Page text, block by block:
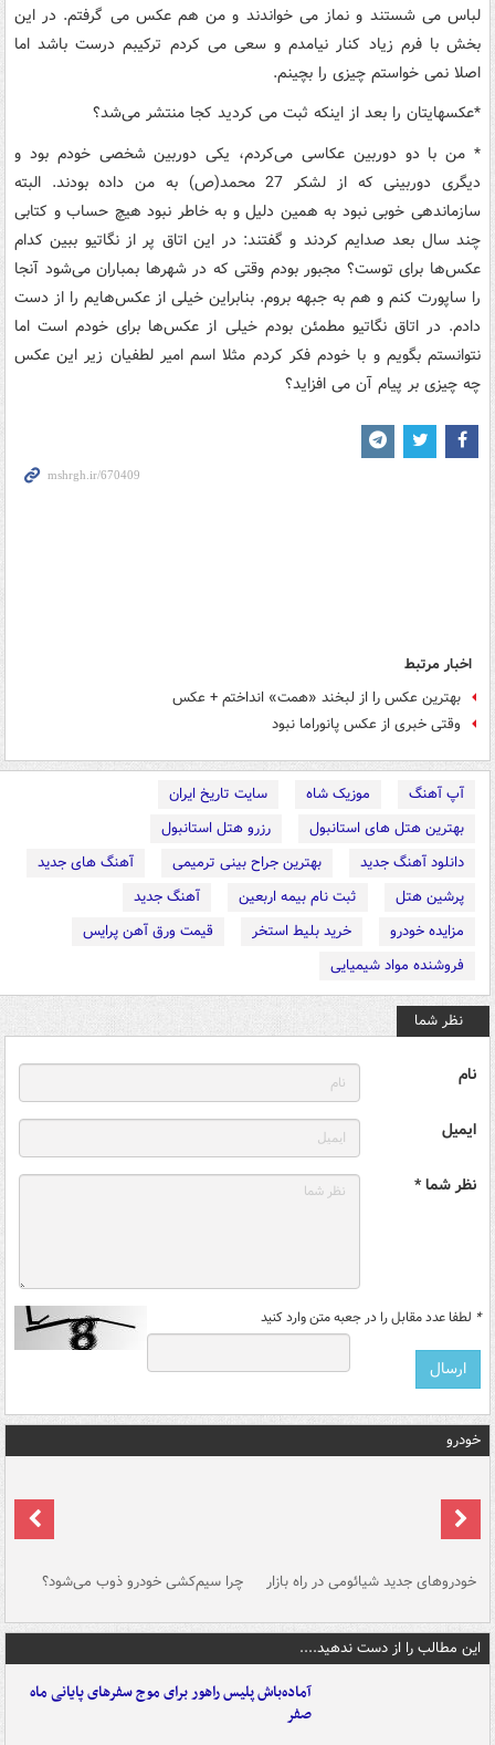
لباس می شستند و نماز می خواندند و من هم عکس می گرفتم. در این
بخش با فرم زیاد کنار نیامدم و سعی می کردم ترکیبم درست باشد اما
اصلا نمی خواستم چیزی را بچینم.
*عکسهایتان را بعد از اینکه ثبت می کردید کجا منتشر می‌شد؟
* من با دو دوربین عکاسی می‌کردم، یکی دوربین شخصی خودم بود و
دیگری دوربینی که از لشکر 27 محمد(ص) به من داده بودند. البته
سازماندهی خوبی نبود به همین دلیل و به خاطر نبود هیچ حساب و کتابی
چند سال بعد صدایم کردند و گفتند: در این اتاق پر از نگاتیو ببین کدام
عکس‌ها برای توست؟ مجبور بودم وقتی که در شهرها بمباران می‌شود آنجا
را ساپورت کنم و هم به جبهه بروم. بنابراین خیلی از عکس‌هایم را از دست
دادم. در اتاق نگاتیو مطمئن بودم خیلی از عکس‌ها برای خودم است اما
نتوانستم بگویم و با خودم فکر کردم مثلا اسم امیر لطفیان زیر این عکس
چه چیزی بر پیام آن می افزاید؟
اخبار مرتبط
بهترین عکس را از لبخند «همت» انداختم + عکس
وقتی خبری از عکس پانوراما نبود
آپ آهنگ موزیک شاه
سایت تاریخ ایران
بهترین هتل های استانبول
رزرو هتل استانبول
دانلود آهنگ جدید
بهترین جراح بینی ترمیمی
آهنگ های جدید
پرشین هتل
ثبت نام بیمه اربعین
آهنگ جدید
مزایده خودرو
خرید بلیط استخر
قیمت ورق آهن پرایس
فروشنده مواد شیمیایی
نظر شما
نام
ایمیل
نظر شما *
* لطفا عدد مقابل را در جعبه متن وارد کنید
خودرو
خودروهای جدید شیائومی در راه بازار چرا سیم‌کشی خودرو ذوب می‌شود؟
این مطالب را از دست ندهید....
آماده‌باش پلیس راهور برای موج سفرهای پایانی ماه
صفر